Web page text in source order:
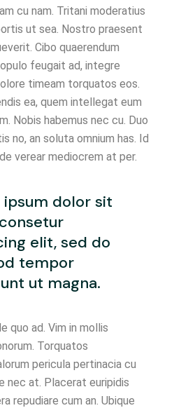
cu nam. Tritani moderatius
ut sea. Nostro praesent
Cibo quaerendum
feugait ad, integre
timeam torquatos eos.
ea, quem intellegat eum
Nobis habemus nec cu. Duo
no, an soluta omnium has. Id
verear mediocrem at per.
ipsum dolor sit
elit, sed do
tempor
ut magna.
quo ad. Vim in mollis
Torquatos
pericula pertinacia cu
nec at. Placerat euripidis
repudiare cum an. Ubique